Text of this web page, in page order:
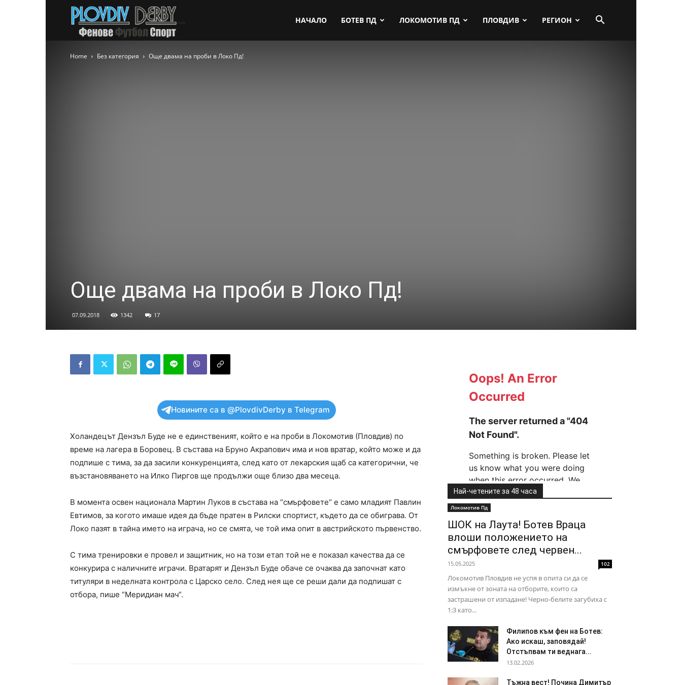
НАЧАЛО БОТЕВ ПД ЛОКОМОТИВ ПД ПЛОВДИВ РЕГИОН
Home Без категория Още двама на проби в Локо Пд!
Още двама на проби в Локо Пд!
07.09.2018 1342 17
Новините са в @PlovdivDerby в Telegram
Холандецът Дензъл Буде не е единственият, който е на проби в Локомотив (Пловдив) по
време на лагера в Боровец. В състава на Бруно Акрапович има и нов вратар, който може и да
подпише с тима, за да засили конкуренцията, след като от лекарския щаб са категорични, че
възстановяването на Илко Пиргов ще продължи още близо два месеца.
В момента освен национала Мартин Луков в състава на “смърфовете“ е само младият Павлин
Евтимов, за когото имаше идея да бъде пратен в Рилски спортист, където да се обиграва. От
Локо пазят в тайна името на играча, но се смята, че той има опит в австрийското първенство.
С тима тренировки е провел и защитник, но на този етап той не е показал качества да се
конкурира с наличните играчи. Вратарят и Дензъл Буде обаче се очаква да започнат като
титуляри в неделната контрола с Царско село. След нея ще се реши дали да подпишат с
отбора, пише “Меридиан мач“.
Най-четените за 48 часа
Локомотив Пд
ШОК на Лаута! Ботев Враца
влоши положението на
смърфовете след червен...
15.05.2025 102
Локомотив Пловдив не успя в опита си да се
измъкне от зоната на отборите, които са
застрашени от изпадане! Черно-белите загубиха с
1:3 като...
Филипов към фен на Ботев:
Ако искаш, заповядай!
Отстъпвам ти веднага...
13.02.2026
Тъжна вест! Почина Димитър